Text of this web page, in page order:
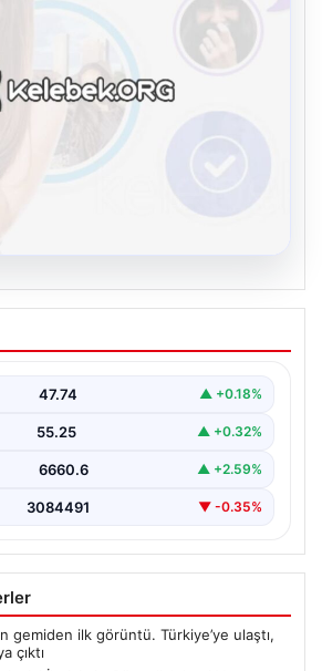
İle Çevrim içi İletişimin
Ve Muhabbet Deneyimi
bir değer ifade etmektedir. Halen…
47.74 ▲ +0.18%
55.25 ▲ +0.32%
6660.6 ▲ +2.59%
3084491 ▼ -0.35%
gemiden ilk görüntü. Türkiye’ye ulaştı,
çıktı